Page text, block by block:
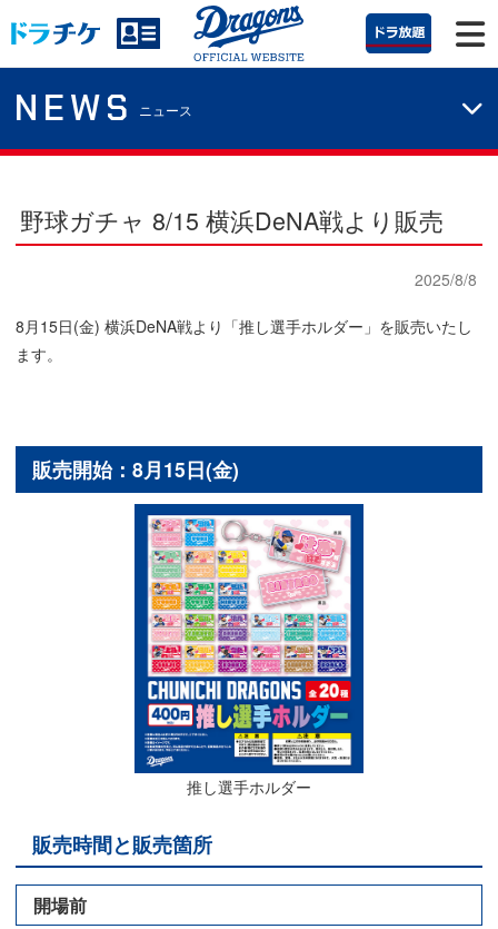
NEWS ニュース
野球ガチャ 8/15 横浜DeNA戦より販売
2025/8/8
8月15日(金) 横浜DeNA戦より「推し選手ホルダー」を販売いたし
ます。
販売開始：8月15日(金)
推し選手ホルダー
販売時間と販売箇所
開場前